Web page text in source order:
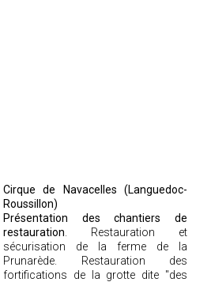
Cirque de Navacelles (Languedoc-
Roussillon)
Présentation des chantiers de
restauration . Restauration et
sécurisation de la ferme de la
Prunarède. Restauration des
fortifications de la grotte dite "des